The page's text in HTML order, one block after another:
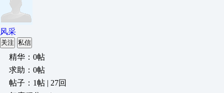
风采
关注 私信
精华：0帖
求助：0帖
帖子：1帖 | 27回